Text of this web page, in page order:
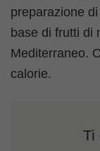
preparazione
base di frutti di
Mediterraneo.
calorie.
Ti